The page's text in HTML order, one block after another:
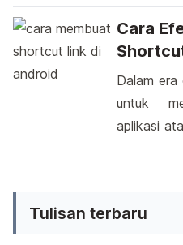
bahwa
sistem.
mudah,
yang ingin
Cara
Untuk
Dalam era
untuk
aplikasi
untuk
Tulisan terbaru